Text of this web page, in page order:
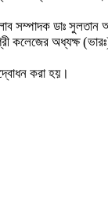
সম্পাদক ডাঃ সুলতান
কলেজের অধ্যক্ষ
করা হয়।